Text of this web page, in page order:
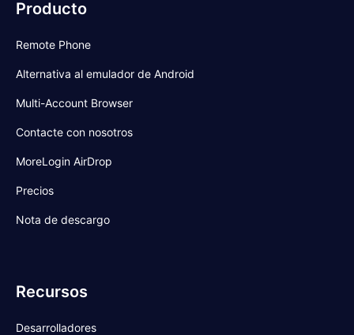
Producto
Remote Phone
Alternativa al emulador de Android
Multi-Account Browser
Contacte con nosotros
MoreLogin AirDrop
Precios
Nota de descargo
Recursos
Desarrolladores